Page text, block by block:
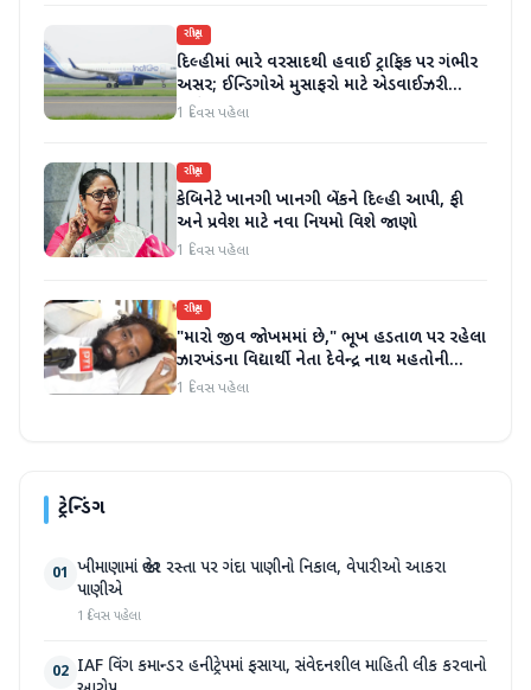
રાષ્ટ્રીય
દિલ્હીમાં ભારે વરસાદથી હવાઈ ટ્રાફિક પર ગંભીર
અસર; ઈન્ડિગોએ મુસાફરો માટે એડવાઈઝરી
જાહેર કરી
1 દિવસ પહેલા
રાષ્ટ્રીય
કેબિનેટે ખાનગી ખાનગી બેંકને દિલ્હી આપી, ફી
અને પ્રવેશ માટે નવા નિયમો વિશે જાણો
1 દિવસ પહેલા
રાષ્ટ્રીય
"મારો જીવ જોખમમાં છે," ભૂખ હડતાળ પર રહેલા
ઝારખંડના વિદ્યાર્થી નેતા દેવેન્દ્ર નાથ મહતોની
તબિયત ખરાબ
1 દિવસ પહેલા
ટ્રેન્ડિંગ
01 ખીમાણામાં જાહેર રસ્તા પર ગંદા પાણીનો નિકાલ, વેપારીઓ આકરા
પાણીએ
1 દિવસ પહેલા
02 IAF વિંગ કમાન્ડર હનીટ્રેપમાં ફસાયા, સંવેદનશીલ માહિતી લીક કરવાનો